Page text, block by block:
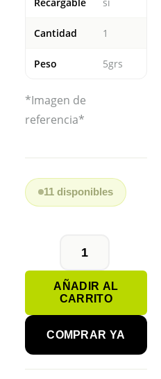
Cantidad 1
Peso 5grs
*Imagen de
referencia*
11 disponibles
PILA
BOTÓN
LIR2450
RECARGABLE
cantidad
AÑADIR AL
CARRITO
COMPRAR YA